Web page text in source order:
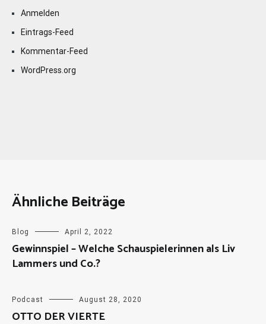
Anmelden
Eintrags-Feed
Kommentar-Feed
WordPress.org
Ähnliche Beiträge
Blog April 2, 2022
Gewinnspiel – Welche Schauspielerinnen als Liv
Lammers und Co.?
Podcast August 28, 2020
OTTO DER VIERTE